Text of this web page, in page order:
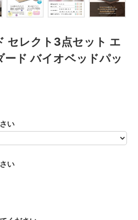
セレクト3点セット エ
ード バイオベッドパッ
い
い